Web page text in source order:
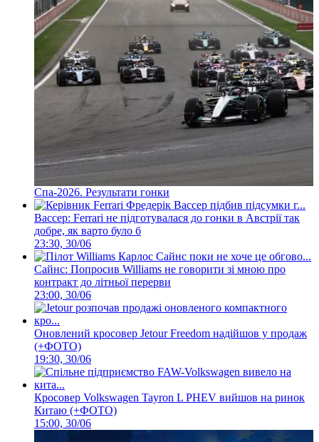
Спа-2026. Результати гонки
Вассер: Ferrari не підготувалася до гонки в Австрії так
добре, як варто було б
23:30, 30/06
Сайнс: Попросив Williams не говорити зі мною про
контракт до літньої перерви
23:00, 30/06
Оновлений кросовер Jetour Freedom надійшов у продаж
(+ФОТО)
19:30, 30/06
Кросовер Volkswagen Tayron L PHEV вийшов на ринок
Китаю (+ФОТО)
15:00, 30/06